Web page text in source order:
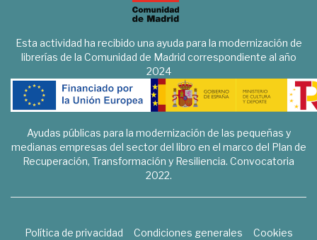
Esta actividad ha recibido una ayuda para la modernización de
librerías de la Comunidad de Madrid correspondiente al año
2024
Ayudas públicas para la modernización de las pequeñas y
medianas empresas del sector del libro en el marco del Plan de
Recuperación, Transformación y Resiliencia. Convocatoria
2022.
Política de privacidad Condiciones generales
Cookies